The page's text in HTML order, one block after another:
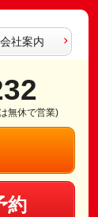
会社案内
無休で営業)
約